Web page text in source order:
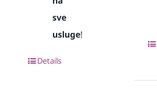
sve
usluge!
Details